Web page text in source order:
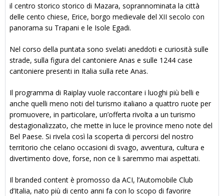
il centro storico storico di Mazara, soprannominata la città
delle cento chiese, Erice, borgo medievale del XII secolo con
panorama su Trapani e le Isole Egadi.
Nel corso della puntata sono svelati aneddoti e curiosità sulle
strade, sulla figura del cantoniere Anas e sulle 1244 case
cantoniere presenti in Italia sulla rete Anas.
Il programma di Raiplay vuole raccontare i luoghi più belli e
anche quelli meno noti del turismo italiano a quattro ruote per
promuovere, in particolare, un’offerta rivolta a un turismo
destagionalizzato, che mette in luce le province meno note del
Bel Paese. Si rivela così la scoperta di percorsi del nostro
territorio che celano occasioni di svago, avventura, cultura e
divertimento dove, forse, non ce li saremmo mai aspettati.
Il branded content è promosso da ACI, l’Automobile Club
d’Italia, nato più di cento anni fa con lo scopo di favorire